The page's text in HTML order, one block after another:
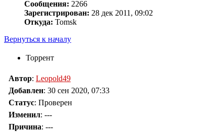
Сообщения: 2266
Зарегистрирован: 28 дек 2011, 09:02
Откуда: Tomsk
Вернуться к началу
Торрент
Автор: Leopold49
Добавлен: 30 сен 2020, 07:33
Статус: Проверен
Изменил: ---
Причина: ---